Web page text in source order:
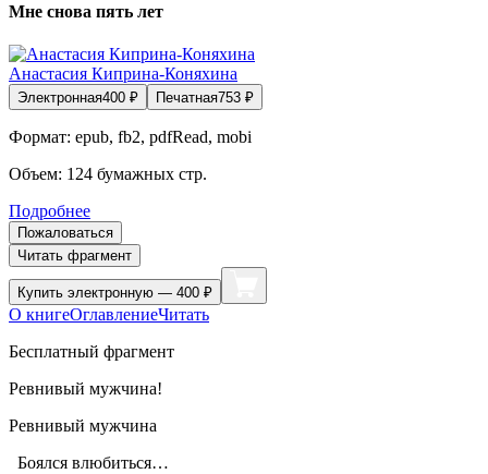
Мне снова пять лет
Анастасия Киприна-Коняхина
Электронная400 ₽ Печатная753 ₽
Формат: epub, fb2, pdfRead, mobi
Объем: 124 бумажных стр.
Подробнее
Пожаловаться
Читать фрагмент
Купить электронную — 400 ₽
О книгеОглавлениеЧитать
Бесплатный фрагмент
Ревнивый мужчина!
Ревнивый мужчина
Боялся влюбиться…